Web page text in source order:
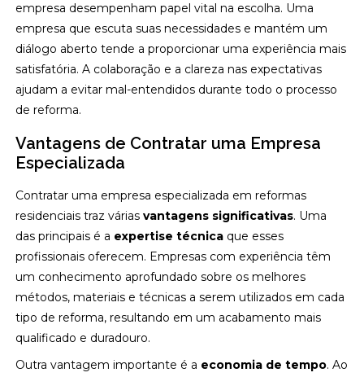
empresa desempenham papel vital na escolha. Uma
empresa que escuta suas necessidades e mantém um
diálogo aberto tende a proporcionar uma experiência mais
satisfatória. A colaboração e a clareza nas expectativas
ajudam a evitar mal-entendidos durante todo o processo
de reforma.
Vantagens de Contratar uma Empresa
Especializada
Contratar uma empresa especializada em reformas
residenciais traz váriasvantagens significativas. Uma
das principais é a expertise técnica que esses
profissionais oferecem. Empresas com experiência têm
um conhecimento aprofundado sobre os melhores
métodos, materiais e técnicas a serem utilizados em cada
tipo de reforma, resultando em um acabamento mais
qualificado e duradouro.
Outra vantagem importante é a economia de tempo. Ao